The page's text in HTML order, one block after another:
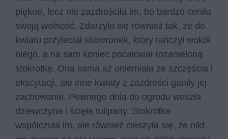
piękne, lecz nie zazdrościła im, bo bardzo ceniła
swoją wolność. Zdarzyło się również tak, że do
kwiatu przyleciał skowronek, który tańczył wokół
niego, a na sam koniec pocałował rozanieloną
stokrotkę. Ona sama aż oniemiała ze szczęścia i
ekscytacji, ale inne kwiaty z zazdrości ganiły jej
zachowanie. Pewnego dnia do ogrodu weszła
dziewczyna i ścięła tulipany. Stokrotka
współczuła im, ale również cieszyła się, że nikt